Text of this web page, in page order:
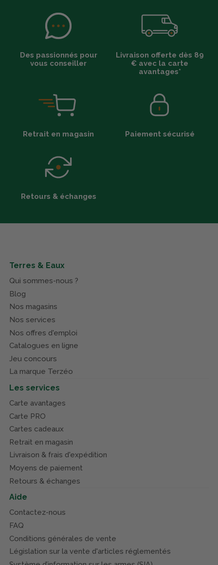
Des passionnés pour
vous conseiller
Livraison offerte dès 89
€ avec la carte
avantages*
Retrait en magasin Paiement sécurisé
Retours & échanges
Terres & Eaux
Qui sommes-nous ?
Blog
Nos magasins
Nos services
Nos offres d'emploi
Catalogues en ligne
Jeu concours
La marque Terzéo
Les services
Carte avantages
Carte PRO
Cartes cadeaux
Retrait en magasin
Livraison & frais d'expédition
Moyens de paiement
Retours & échanges
Aide
Contactez-nous
FAQ
Conditions générales de vente
Législation sur la vente d'articles réglementés